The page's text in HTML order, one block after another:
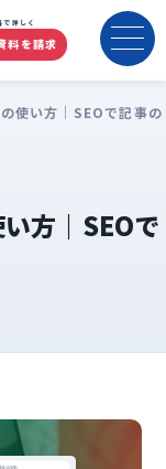
で詳しく
料を請求
使い方｜SEOで記事の
方｜SEOで